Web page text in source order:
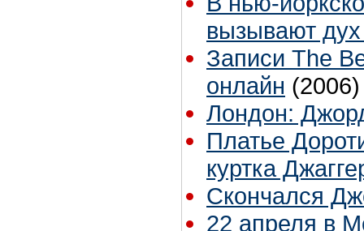
вызывают
Записи The
онлайн (2006)
Лондон:
Платье
куртка
Скончался
22 апреля в